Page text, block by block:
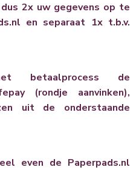
2x uw gegevens op te
en separaat 1x t.b.v.
betaalprocess de
(rondje aanvinken),
uit de onderstaande
even de Paperpads.nl